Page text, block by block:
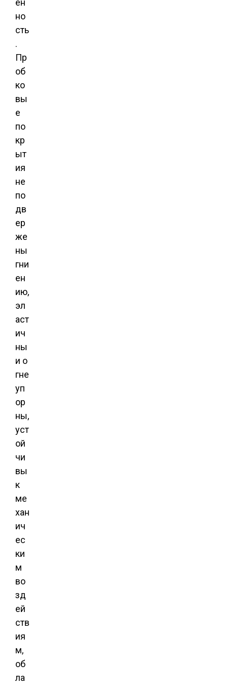
ен
но
сть
.
Пр
об
ко
вы
е
по
кр
ыт
ия
не
по
дв
ер
же
ны
гни
ен
ию,
эл
аст
ич
ны
и о
гне
уп
ор
ны,
уст
ой
чи
вы
к
ме
хан
ич
ес
ки
м
во
зд
ей
ств
ия
м,
об
ла